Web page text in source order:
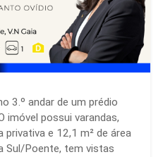
3.º andar de um prédio
imóvel possui varandas,
e 12,1 m² de área
Sul/Poente, tem vistas